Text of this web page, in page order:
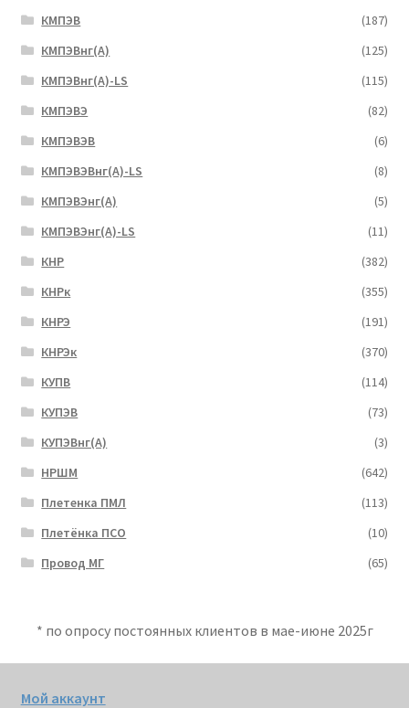
КМПЭВ
(187)
КМПЭВнг(А)
(125)
КМПЭВнг(А)-LS
(115)
КМПЭВЭ
(82)
КМПЭВЭВ
(6)
КМПЭВЭВнг(А)-LS
(8)
КМПЭВЭнг(А)
(5)
КМПЭВЭнг(А)-LS
(11)
КНР
(382)
КНРк
(355)
КНРЭ
(191)
КНРЭк
(370)
КУПВ
(114)
КУПЭВ
(73)
КУПЭВнг(А)
(3)
НРШМ
(642)
Плетенка ПМЛ
(113)
Плетёнка ПСО
(10)
Провод МГ
(65)
* по опросу постоянных клиентов в мае-июне 2025г
Мой аккаунт